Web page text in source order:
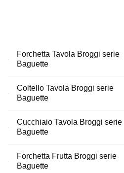
Forchetta Tavola Broggi serie
Baguette
Coltello Tavola Broggi serie
Baguette
Cucchiaio Tavola Broggi serie
Baguette
Forchetta Frutta Broggi serie
Baguette